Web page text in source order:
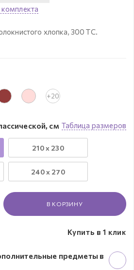
хлопка, 300 ТС.
+20
Таблица размеров
см
210 x 230
240 x 270
В КОРЗИНУ
Купить в 1 клик
предметы в